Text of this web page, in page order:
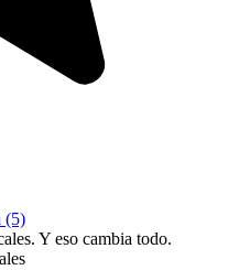
(5)
Y eso cambia todo.